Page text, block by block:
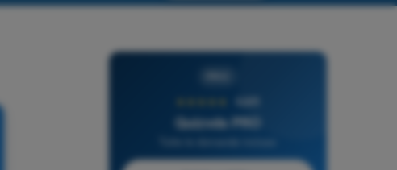
4,6/5
Quizvds PRO